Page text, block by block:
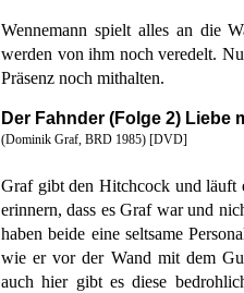
Wennemann spielt alles an die
werden von ihm noch veredelt.
Präsenz noch mithalten.
Der Fahnder (Folge 2) Liebe
(Dominik Graf, BRD 1985) [DVD]
Graf gibt den Hitchcock und läuft
erinnern, dass es Graf war und
haben beide eine seltsame
wie er vor der Wand mit dem
auch hier gibt es diese